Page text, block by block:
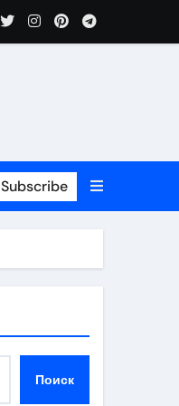
Subscribe
Поиск